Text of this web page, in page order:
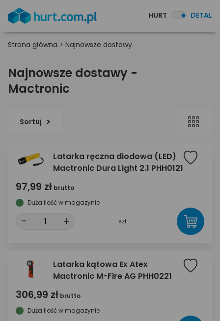
HURT DETAL
Strona główna > Najnowsze dostawy
Najnowsze dostawy -
Mactronic
Sortuj
Latarka ręczna diodowa (LED)
Mactronic Dura Light 2.1 PHH0121
97,99 zł brutto
Duża ilość w magazynie
- + szt.
Latarka kątowa Ex Atex
Mactronic M-Fire AG PHH0221
306,99 zł brutto
Duża ilość w magazynie